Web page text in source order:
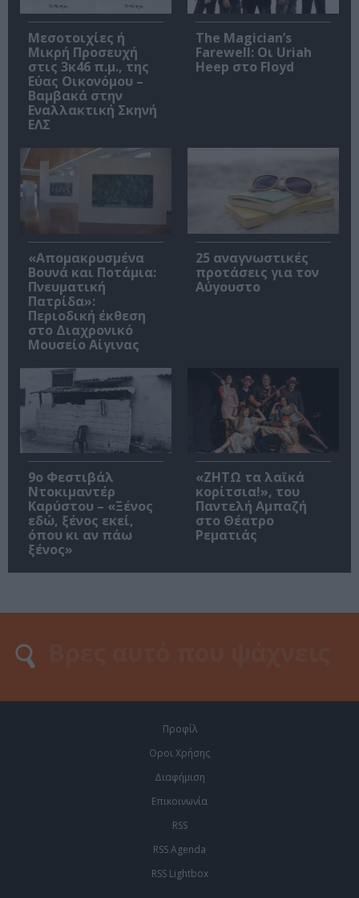
Μεσοτοιχίες ή
Μικρή Προσευχή
στις 3κ46 π.μ., της
Εύας Οικονόμου –
Βαμβακά στην
Εναλλακτική Σκηνή
ΕΛΣ
The Magician’s
Farewell: Οι Uriah
Heep στο Floyd
«Απομακρυσμένα
Βουνά και Ποτάμια:
Πνευματική
Πατρίδα»:
Περιοδική έκθεση
στο Διαχρονικό
Μουσείο Αίγινας
25 αναγνωστικές
προτάσεις για τον
Αύγουστο
9ο Φεστιβάλ
Ντοκιμαντέρ
Καρύστου – «Ξένος
εδώ, ξένος εκεί,
όπου κι αν πάω
ξένος»
«ΖΗΤΩ τα λαϊκά
κορίτσια!», του
Παντελή Αμπαζή
στο Θέατρο
Ρεματιάς
Προφίλ
Οροι Χρήσης
Διαφήμιση
Επικοινωνία
RSS
RSS Agenda
RSS Lightbox